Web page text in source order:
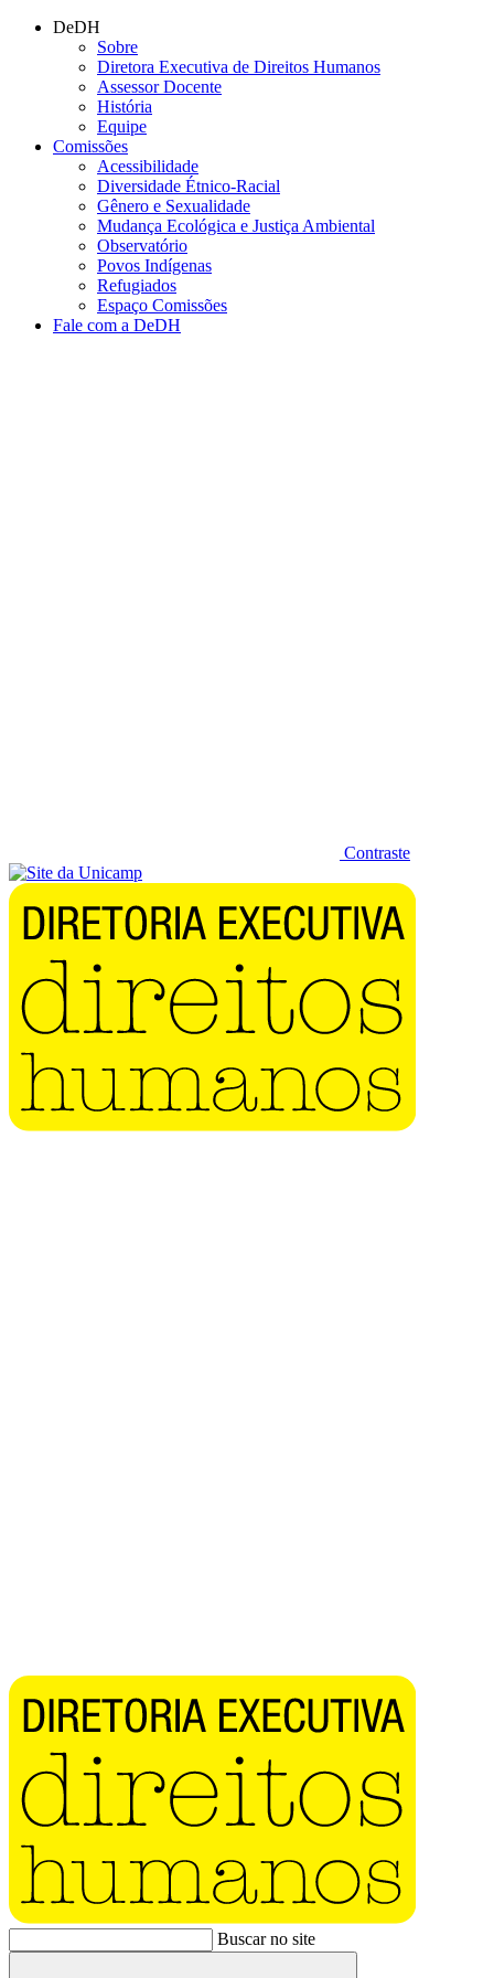
Conteúdo principal
DeDH
Sobre
Diretora Executiva de Direitos Humanos
Assessor Docente
História
Equipe
Comissões
Acessibilidade
Diversidade Étnico-Racial
Gênero e Sexualidade
Mudança Ecológica e Justiça Ambiental
Observatório
Povos Indígenas
Refugiados
Espaço Comissões
Fale com a DeDH
Contraste
Buscar no site